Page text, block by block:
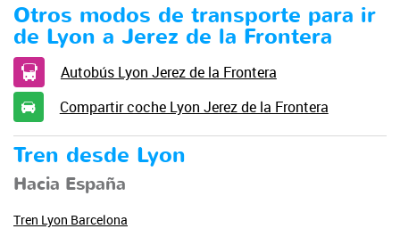
Otros modos de transporte para ir
de Lyon a Jerez de la Frontera
Autobús Lyon Jerez de la Frontera
Compartir coche Lyon Jerez de la Frontera
Tren desde Lyon
Hacia España
Tren Lyon Barcelona